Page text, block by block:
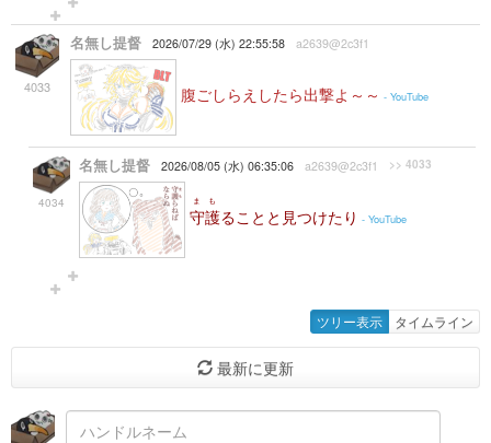
4033
名無し提督 2026/07/29 (水) 22:55:58 a2639@2c3f1
腹ごしらえしたら出撃よ～～ - YouTube
4034
名無し提督 2026/08/05 (水) 06:35:06 a2639@2c3f1 >> 4033
守護
まも
ることと見つけたり - YouTube
ツリー表示 タイムライン
最新に更新